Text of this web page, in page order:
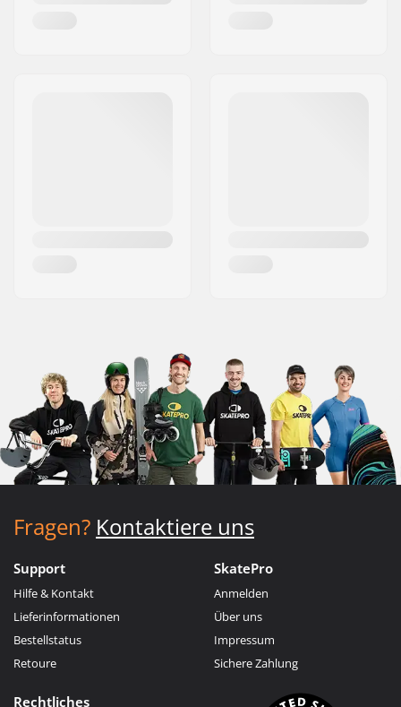
Fragen? Kontaktiere uns
Support
Hilfe & Kontakt
Lieferinformationen
Bestellstatus
Retoure
SkatePro
Anmelden
Über uns
Impressum
Sichere Zahlung
Rechtliches